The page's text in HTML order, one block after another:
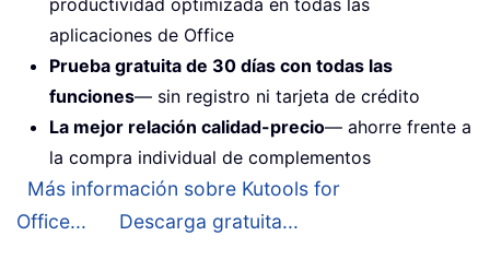
aplicaciones de Office
Prueba gratuita de 30 días con todas las
funciones— sin registro ni tarjeta de crédito
La mejor relación calidad-precio— ahorre frente a
la compra individual de complementos
Más información sobre Kutools for
Office...
Descarga gratuita...